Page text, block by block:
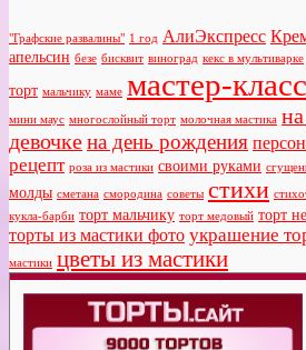
"Графские развалины" 1 год АлиЭкспресс
апельсин безе бисквит виноград кекс в мультиварке
торт мальчику маме мастер-класс
мини маус многослойный торт молочная мастика
девочкена день рождения
рецепт роза из мастики своими руками
молды сметана смородина советы стихи
кукла-барби торт мальчику торт медовый торт
торты из мастики фото украшение
мастики цветы из мастики